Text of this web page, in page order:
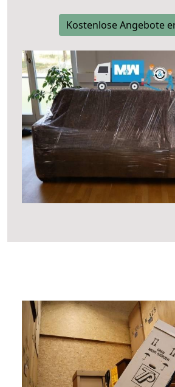
Kostenlose Angebote